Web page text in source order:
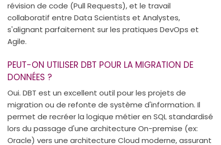
révision de code (Pull Requests), et le travail
collaboratif entre Data Scientists et Analystes,
s'alignant parfaitement sur les pratiques DevOps et
Agile.
PEUT-ON UTILISER DBT POUR LA MIGRATION DE
DONNÉES ?
Oui. DBT est un excellent outil pour les projets de
migration ou de refonte de système d'information. Il
permet de recréer la logique métier en SQL standardisé
lors du passage d'une architecture On-premise (ex:
Oracle) vers une architecture Cloud moderne, assurant